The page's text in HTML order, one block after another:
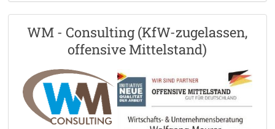
WM - Consulting (KfW-zugelassen,
offensive Mittelstand)